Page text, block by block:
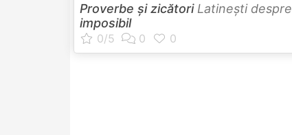
Proverbe și zicătoriLatineşti despre
imposibil